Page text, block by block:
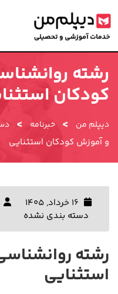
به
محتوا
رشته
کودکان
دیپلم من > خبرنامه >
و آموزش کودکان استثنایی
دسته بندی نشده
رشته
استثنایی